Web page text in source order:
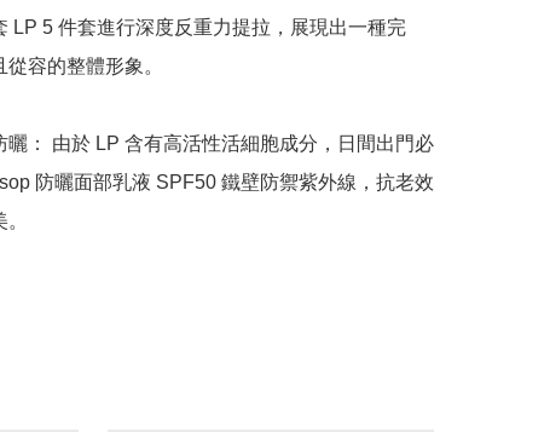
LP 5 件套進行深度反重力提拉，展現出一種完
從容的整體形象。
曬： 由於 LP 含有高活性活細胞成分，日間出門必
防曬面部乳液 SPF50 鐵壁防禦紫外線，抗老效